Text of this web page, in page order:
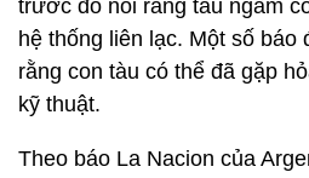
trước đó nói rằng tàu ngầm
hệ thống liên lạc. Một số báo
rằng con tàu có thể đã gặp
kỹ thuật.
Theo báo La Nacion của